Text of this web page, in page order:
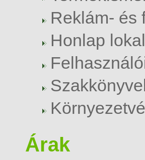
Reklám- és
Honlap
Árak